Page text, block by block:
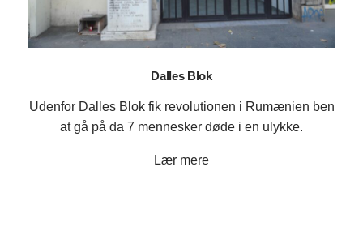
Dalles Blok
Udenfor Dalles Blok fik revolutionen i Rumænien ben
at gå på da 7 mennesker døde i en ulykke.
Lær mere